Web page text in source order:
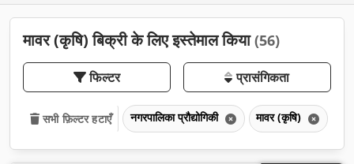
मावर (कृषि) बिक्री के लिए इस्तेमाल किया(56)
फिल्टर प्रासंगिकता
सभी फ़िल्टर हटाएँ नगरपालिका प्रौद्योगिकी मावर (कृषि)